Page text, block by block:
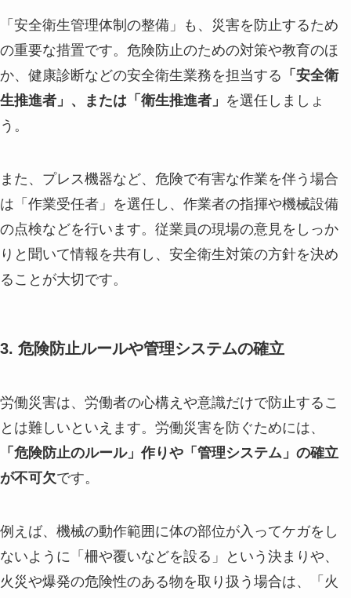
「安全衛生管理体制の整備」も、災害を防止するため
の重要な措置です。危険防止のための対策や教育のほ
か、健康診断などの安全衛生業務を担当する 「安全衛
生推進者」、または「衛生推進者」 を選任しましょ
う。
また、プレス機器など、危険で有害な作業を伴う場合
は「作業受任者」を選任し、作業者の指揮や機械設備
の点検などを行います。従業員の現場の意見をしっか
りと聞いて情報を共有し、安全衛生対策の方針を決め
ることが大切です。
3. 危険防止ルールや管理システムの確立
労働災害は、労働者の心構えや意識だけで防止するこ
とは難しいといえます。労働災害を防ぐためには、
「危険防止のルール」作りや「管理システム」の確立
が不可欠です。
例えば、機械の動作範囲に体の部位が入ってケガをし
ないように「柵や覆いなどを設る」という決まりや、
火災や爆発の危険性のある物を取り扱う場合は、「火